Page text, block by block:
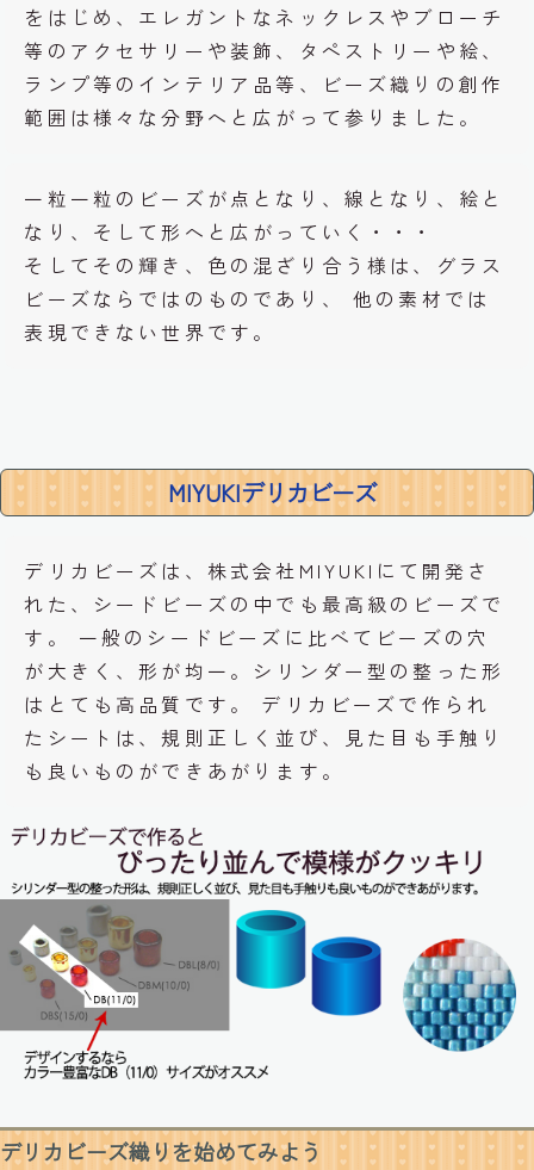
をはじめ、エレガントなネックレスやブローチ
等のアクセサリーや装飾、タペストリーや絵、
ランプ等のインテリア品等、ビーズ織りの創作
範囲は様々な分野へと広がって参りました。
一粒一粒のビーズが点となり、線となり、絵と
なり、そして形へと広がっていく・・・
そしてその輝き、色の混ざり合う様は、グラス
ビーズならではのものであり、 他の素材では
表現できない世界です。
MIYUKIデリカビーズ
デリカビーズは、株式会社MIYUKIにて開発さ
れた、シードビーズの中でも最高級のビーズで
す。 一般のシードビーズに比べてビーズの穴
が大きく、形が均一。シリンダー型の整った形
はとても高品質です。 デリカビーズで作られ
たシートは、規則正しく並び、 見た目も手触り
も良いものができあがります 。
デリカビーズ織りを始めてみよう